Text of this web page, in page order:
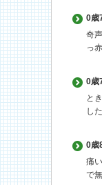
0歳
奇
っ
0歳
と
し
0歳
痛
で